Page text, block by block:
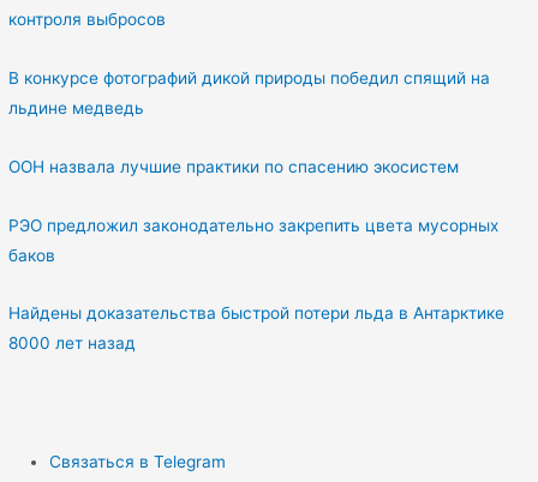
контроля выбросов
В конкурсе фотографий дикой природы победил спящий на
льдине медведь
ООН назвала лучшие практики по спасению экосистем
РЭО предложил законодательно закрепить цвета мусорных
баков
Найдены доказательства быстрой потери льда в Антарктике
8000 лет назад
Связаться в Telegram